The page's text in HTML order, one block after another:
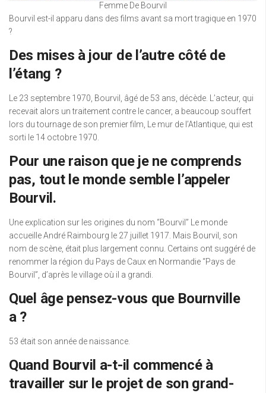
Femme De Bourvil
Bourvil est-il apparu dans des films avant sa mort tragique en 1970
?
Des mises à jour de l’autre côté de
l’étang ?
Le 23 septembre 1970, Bourvil, âgé de 53 ans, décède. L’acteur, qui
recevait alors un traitement contre le cancer, a beaucoup souffert
lors du tournage de son premier film, Le mur de l’Atlantique, qui est
sorti le 14 octobre 1970.
Pour une raison que je ne comprends
pas, tout le monde semble l’appeler
Bourvil.
Une explication sur les origines du nom “Bourvil” Le monde
accueille André Raimbourg le 27 juillet 1917. Mais Bourvil, son
nom de scène, était plus largement connu. Certains ont suggéré de
renommer la région du Pays de Caux en Normandie “Pays de
Bourvil”, d’après le village où il a grandi.
Quel âge pensez-vous que Bournville
a ?
53 était son année de naissance.
Quand Bourvil a-t-il commencé à
travailler sur le projet de son grand-